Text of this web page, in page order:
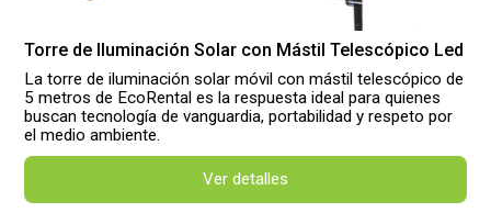
Torre de Iluminación Solar con Mástil Telescópico Led
La torre de iluminación solar móvil con mástil telescópico de
5 metros de EcoRental es la respuesta ideal para quienes
buscan tecnología de vanguardia, portabilidad y respeto por
el medio ambiente.
Ver detalles